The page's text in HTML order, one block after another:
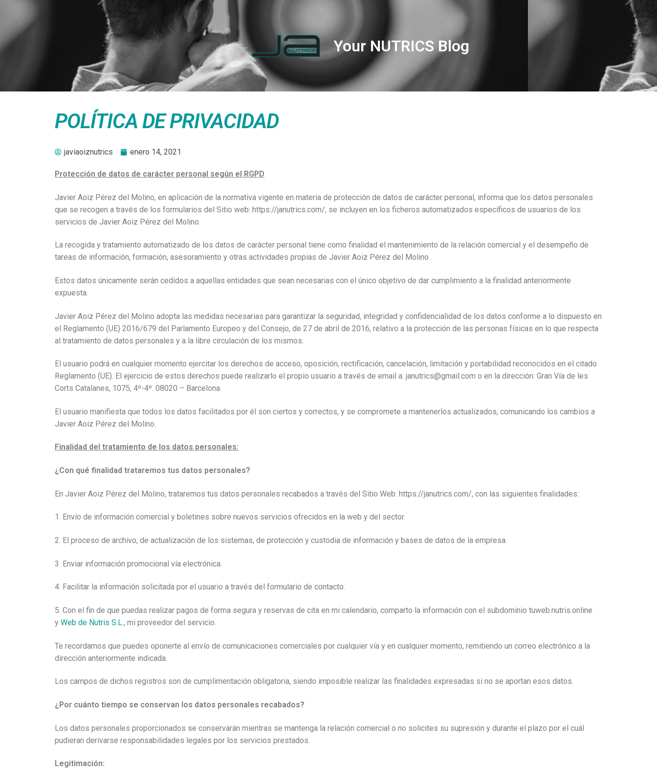
Your NUTRICS Blog
POLÍTICA DE PRIVACIDAD
javiaoiznutrics enero 14, 2021
Protección de datos de carácter personal según el RGPD
Javier Aoiz Pérez del Molino, en aplicación de la normativa vigente en materia de protección de datos de carácter personal, informa que los datos personales
que se recogen a través de los formularios del Sitio web: https://janutrics.com/, se incluyen en los ficheros automatizados específicos de usuarios de los
servicios de Javier Aoiz Pérez del Molino.
La recogida y tratamiento automatizado de los datos de carácter personal tiene como finalidad el mantenimiento de la relación comercial y el desempeño de
tareas de información, formación, asesoramiento y otras actividades propias de Javier Aoiz Pérez del Molino.
Estos datos únicamente serán cedidos a aquellas entidades que sean necesarias con el único objetivo de dar cumplimiento a la finalidad anteriormente
expuesta.
Javier Aoiz Pérez del Molino adopta las medidas necesarias para garantizar la seguridad, integridad y confidencialidad de los datos conforme a lo dispuesto en
el Reglamento (UE) 2016/679 del Parlamento Europeo y del Consejo, de 27 de abril de 2016, relativo a la protección de las personas físicas en lo que respecta
al tratamiento de datos personales y a la libre circulación de los mismos.
El usuario podrá en cualquier momento ejercitar los derechos de acceso, oposición, rectificación, cancelación, limitación y portabilidad reconocidos en el citado
Reglamento (UE). El ejercicio de estos derechos puede realizarlo el propio usuario a través de email a: janutrics@gmail.com o en la dirección: Gran Vía de les
Corts Catalanes, 1075, 4º-4º. 08020 – Barcelona.
El usuario manifiesta que todos los datos facilitados por él son ciertos y correctos, y se compromete a mantenerlos actualizados, comunicando los cambios a
Javier Aoiz Pérez del Molino.
Finalidad del tratamiento de los datos personales:
¿Con qué finalidad trataremos tus datos personales?
En Javier Aoiz Pérez del Molino, trataremos tus datos personales recabados a través del Sitio Web: https://janutrics.com/, con las siguientes finalidades:
1. Envío de información comercial y boletines sobre nuevos servicios ofrecidos en la web y del sector.
2. El proceso de archivo, de actualización de los sistemas, de protección y custodia de información y bases de datos de la empresa.
3. Enviar información promocional vía electrónica.
4. Facilitar la información solicitada por el usuario a través del formulario de contacto.
5. Con el fin de que puedas realizar pagos de forma segura y reservas de cita en mi calendario, comparto la información con el subdominio tuweb.nutris.online
y Web de Nutris S.L., mi proveedor del servicio.
Te recordamos que puedes oponerte al envío de comunicaciones comerciales por cualquier vía y en cualquier momento, remitiendo un correo electrónico a la
dirección anteriormente indicada.
Los campos de dichos registros son de cumplimentación obligatoria, siendo imposible realizar las finalidades expresadas si no se aportan esos datos.
¿Por cuánto tiempo se conservan los datos personales recabados?
Los datos personales proporcionados se conservarán mientras se mantenga la relación comercial o no solicites su supresión y durante el plazo por el cuál
pudieran derivarse responsabilidades legales por los servicios prestados.
Legitimación: